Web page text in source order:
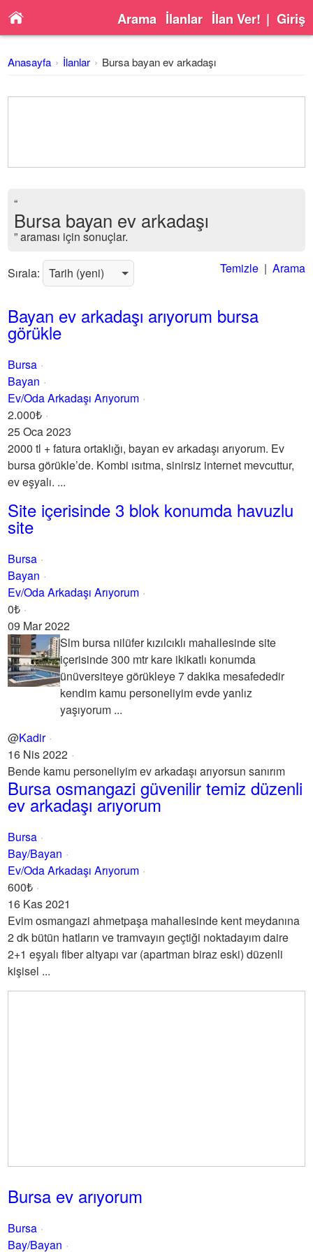
Arama İlanlar İlan Ver! | Giriş
Anasayfa İlanlar Bursa bayan ev arkadaşı
“
Bursa bayan ev arkadaşı
” araması için sonuçlar.
Sırala: Temizle| Arama
Bayan ev arkadaşı arıyorum bursa
görükle
Bursa
Bayan
Ev/Oda Arkadaşı Arıyorum
2.000₺
25 Oca 2023
2000 tl + fatura ortaklığı, bayan ev arkadaşı arıyorum. Ev
bursa görükle’de. Kombi ısıtma, sinirsiz internet mevcuttur,
ev eşyalı. ...
Site içerisinde 3 blok konumda havuzlu
site
Bursa
Bayan
Ev/Oda Arkadaşı Arıyorum
0₺
09 Mar 2022
Slm bursa nilüfer kızılcıklı mahallesinde site
içerisinde 300 mtr kare ikikatlı konumda
ünüversiteye görükleye 7 dakika mesafededir
kendim kamu personeliyim evde yanlız
yaşıyorum ...
@Kadir
16 Nis 2022
Bende kamu personeliyim ev arkadaşı arıyorsun sanırım
Bursa osmangazi güvenilir temiz düzenli
ev arkadaşı arıyorum
Bursa
Bay/Bayan
Ev/Oda Arkadaşı Arıyorum
600₺
16 Kas 2021
Evim osmangazi ahmetpaşa mahallesinde kent meydanına
2 dk bütün hatların ve tramvayın geçtiği noktadayım daire
2+1 eşyalı fiber altyapı var (apartman biraz eski) düzenli
kişisel ...
Bursa ev arıyorum
Bursa
Bay/Bayan